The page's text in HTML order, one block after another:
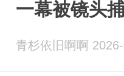
一幕被镜头
青杉依旧啊啊